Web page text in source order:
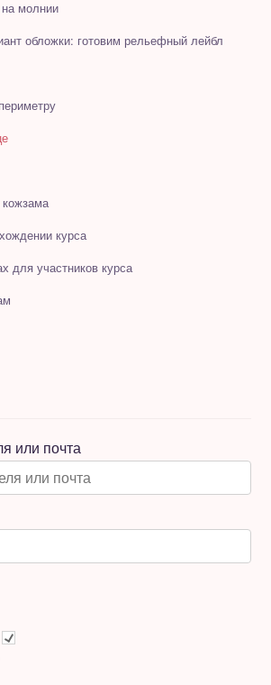
на молнии
обложки: готовим рельефный лейбл
курса
для участников курса
или почта